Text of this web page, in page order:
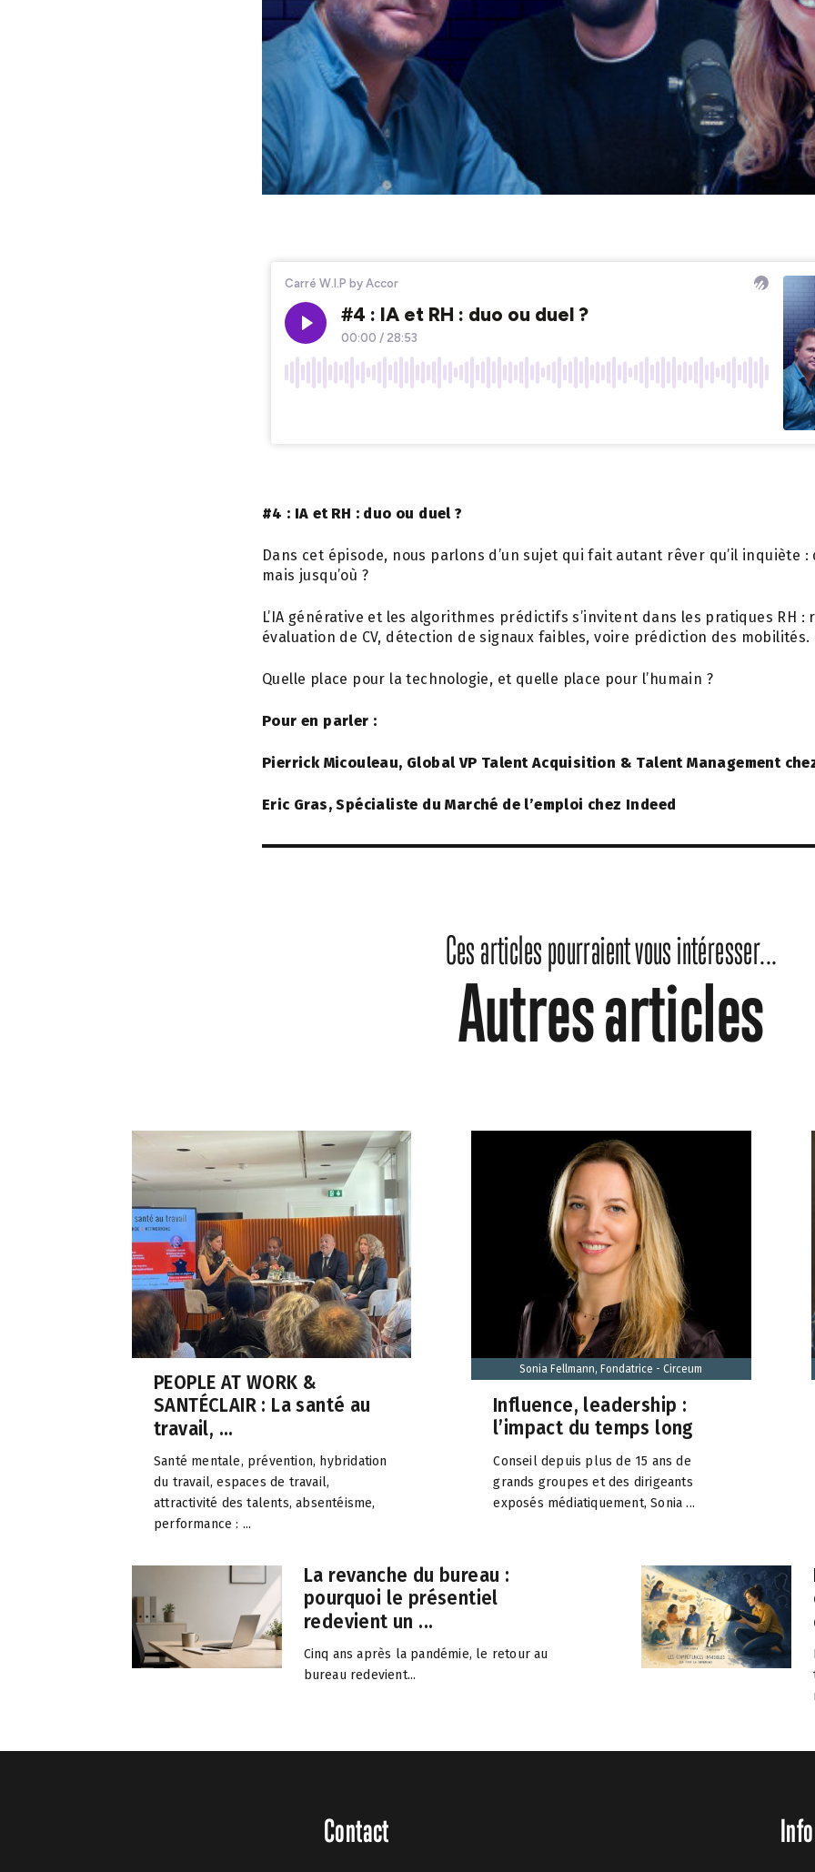
#4 : IA et RH : duo ou duel ?
Dans cet épisode, nous parlons d’un sujet qui fait autant rêver qu’il inquiète :
mais jusqu’où ?
L’IA générative et les algorithmes prédictifs s’invitent dans les pratiques RH :
évaluation de CV, détection de signaux faibles, voire prédiction des mobilités.
Quelle place pour la technologie, et quelle place pour l’humain ?
Pour en parler :
Pierrick Micouleau, Global VP Talent Acquisition & Talent Management
Eric Gras, Spécialiste du Marché de l’emploi chez Indeed
Ces articles pourraient vous intéresser...
Autres articles
PEOPLE AT WORK &
SANTÉCLAIR : La santé au
travail, ...
Santé mentale, prévention, hybridation
du travail, espaces de travail,
attractivité des talents, absentéisme,
performance : ...
Sonia Fellmann, Fondatrice - Circeum
Influence, leadership :
l’impact du temps long
Conseil depuis plus de 15 ans de
grands groupes et des dirigeants
exposés médiatiquement, Sonia ...
La revanche du bureau :
pourquoi le présentiel
redevient un ...
Cinq ans après la pandémie, le retour au
bureau redevient...
Contact